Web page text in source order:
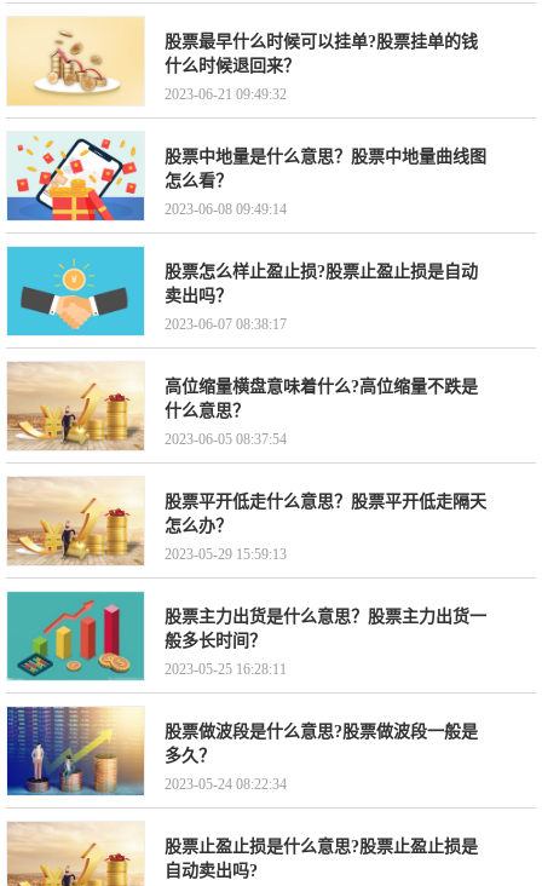
股票最早什么时候可以挂单?股票挂单的钱
什么时候退回来？
2023-06-21 09:49:32
股票中地量是什么意思？股票中地量曲线图
怎么看？
2023-06-08 09:49:14
股票怎么样止盈止损?股票止盈止损是自动
卖出吗？
2023-06-07 08:38:17
高位缩量横盘意味着什么?高位缩量不跌是
什么意思？
2023-06-05 08:37:54
股票平开低走什么意思？股票平开低走隔天
怎么办？
2023-05-29 15:59:13
股票主力出货是什么意思？股票主力出货一
般多长时间？
2023-05-25 16:28:11
股票做波段是什么意思?股票做波段一般是
多久？
2023-05-24 08:22:34
股票止盈止损是什么意思?股票止盈止损是
自动卖出吗?